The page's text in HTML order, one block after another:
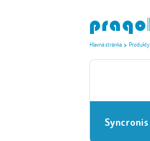
Hlavná stránka Produkty
Syncronis